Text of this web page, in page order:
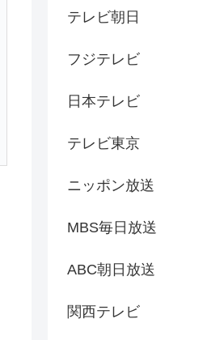
テレビ朝日
フジテレビ
日本テレビ
テレビ東京
ニッポン放送
MBS毎日放送
ABC朝日放送
関西テレビ